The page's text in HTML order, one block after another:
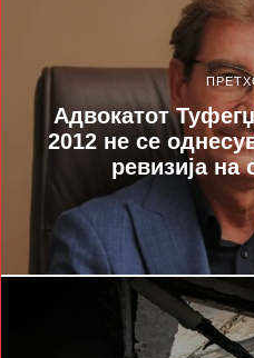
Адвокатот
2012 не се
ревизија на